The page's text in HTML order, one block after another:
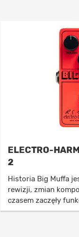
ELECTRO-
2
Historia Big Muffa
rewizji, zmian
czasem zaczęły